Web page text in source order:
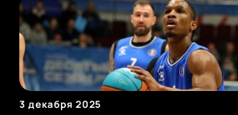
3 декабря 2025